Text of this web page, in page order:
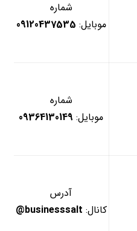
شماره
موبایل: 09120437535
شماره
موبایل: 09364130149
آدرس
کانال: businesssalt@